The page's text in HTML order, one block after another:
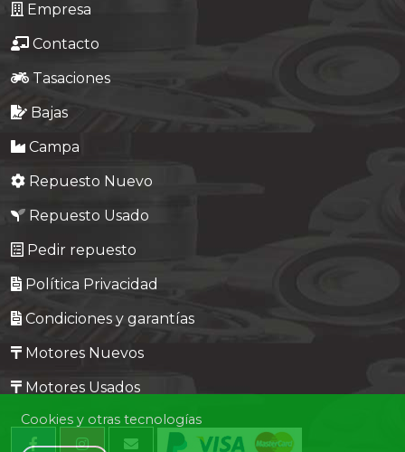
Empresa
Contacto
Tasaciones
Bajas
Campa
Repuesto Nuevo
Repuesto Usado
Pedir repuesto
Política Privacidad
Condiciones y garantías
Motores Nuevos
Motores Usados
Cookies y otras tecnologías